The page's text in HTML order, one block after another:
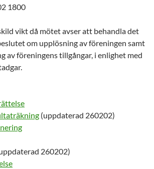
1800
vikt då mötet avser att behandla det
om upplösning av föreningen samt
av föreningens tillgångar, i enlighet med
(uppdaterad 260202)
260202)